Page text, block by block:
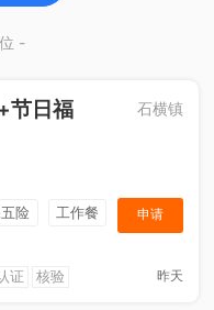
-
节日福
石横镇
险
工作餐
申请
证 核验 昨天